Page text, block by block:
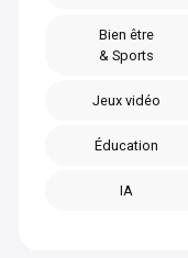
Bien être
& Sports
Jeux vidéo
Éducation
IA